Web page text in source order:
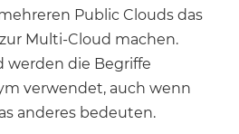
Public Clouds das
Multi-Cloud machen.
werden die Begriffe
verwendet, auch wenn
anderes bedeuten.